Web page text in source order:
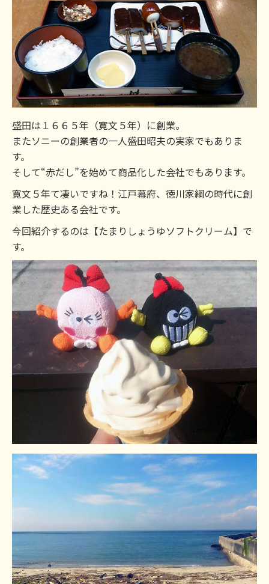
盛田は１６６５年（寛文５年）に創業。
またソニーの創業者の一人盛田昭夫の実家でもありま
す。
そして“赤だし”を始めて商品化した会社でもあります。
寛文５年て凄いですね！江戸幕府、徳川家綱の時代に創
業した歴史ある会社です。
今回紹介するのは【たまりしょうゆソフトクリーム】で
す。